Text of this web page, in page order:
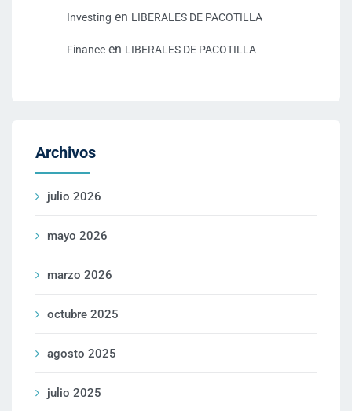
Investing en LIBERALES DE PACOTILLA
Finance en LIBERALES DE PACOTILLA
Archivos
julio 2026
mayo 2026
marzo 2026
octubre 2025
agosto 2025
julio 2025